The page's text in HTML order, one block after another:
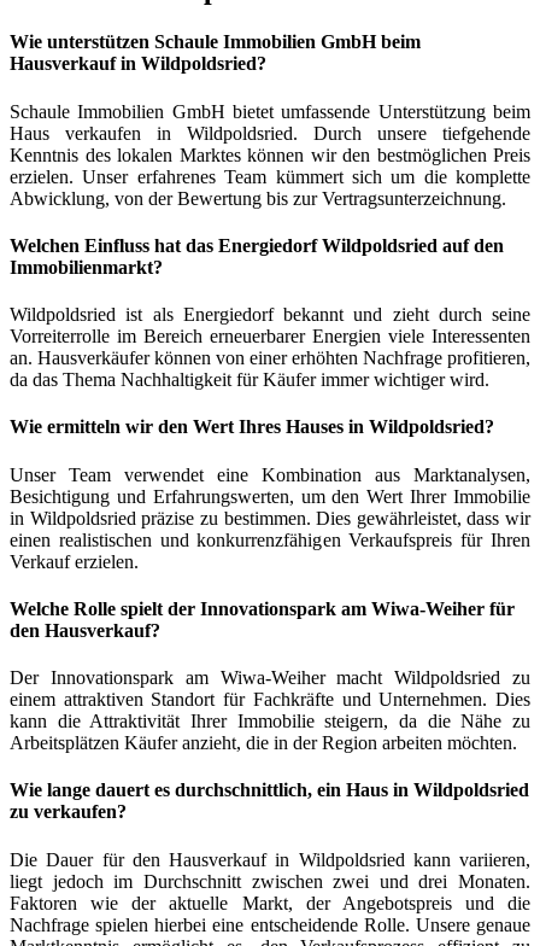
Wie unterstützen Schaule Immobilien GmbH beim
Hausverkauf in Wildpoldsried?
Schaule Immobilien GmbH bietet umfassende Unterstützung beim
Haus verkaufen in Wildpoldsried. Durch unsere tiefgehende
Kenntnis des lokalen Marktes können wir den bestmöglichen Preis
erzielen. Unser erfahrenes Team kümmert sich um die komplette
Abwicklung, von der Bewertung bis zur Vertragsunterzeichnung.
Welchen Einfluss hat das Energiedorf Wildpoldsried auf den
Immobilienmarkt?
Wildpoldsried ist als Energiedorf bekannt und zieht durch seine
Vorreiterrolle im Bereich erneuerbarer Energien viele Interessenten
an. Hausverkäufer können von einer erhöhten Nachfrage profitieren,
da das Thema Nachhaltigkeit für Käufer immer wichtiger wird.
Wie ermitteln wir den Wert Ihres Hauses in Wildpoldsried?
Unser Team verwendet eine Kombination aus Marktanalysen,
Besichtigung und Erfahrungswerten, um den Wert Ihrer Immobilie
in Wildpoldsried präzise zu bestimmen. Dies gewährleistet, dass wir
einen realistischen und konkurrenzfähigen Verkaufspreis für Ihren
Verkauf erzielen.
Welche Rolle spielt der Innovationspark am Wiwa-Weiher für
den Hausverkauf?
Der Innovationspark am Wiwa-Weiher macht Wildpoldsried zu
einem attraktiven Standort für Fachkräfte und Unternehmen. Dies
kann die Attraktivität Ihrer Immobilie steigern, da die Nähe zu
Arbeitsplätzen Käufer anzieht, die in der Region arbeiten möchten.
Wie lange dauert es durchschnittlich, ein Haus in Wildpoldsried
zu verkaufen?
Die Dauer für den Hausverkauf in Wildpoldsried kann variieren,
liegt jedoch im Durchschnitt zwischen zwei und drei Monaten.
Faktoren wie der aktuelle Markt, der Angebotspreis und die
Nachfrage spielen hierbei eine entscheidende Rolle. Unsere genaue